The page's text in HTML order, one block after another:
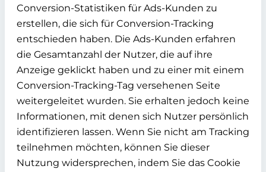
Conversion-Statistiken für Ads-Kunden zu
erstellen, die sich für Conversion-Tracking
entschieden haben. Die Ads-Kunden erfahren
die Gesamtanzahl der Nutzer, die auf ihre
Anzeige geklickt haben und zu einer mit einem
Conversion-Tracking-Tag versehenen Seite
weitergeleitet wurden. Sie erhalten jedoch keine
Informationen, mit denen sich Nutzer persönlich
identifizieren lassen. Wenn Sie nicht am Tracking
teilnehmen möchten, können Sie dieser
Nutzung widersprechen, indem Sie das Cookie